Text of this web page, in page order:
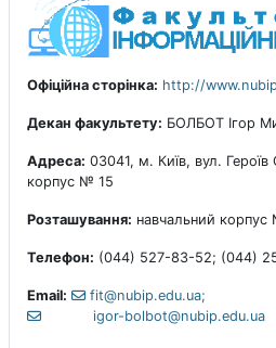
Офіційна сторінка: http://
Декан факультету: БОЛБОТ Ігор
Адреса: 03041, м. Київ, вул.
корпус № 15
Розташування: навчальний
Телефон: (044) 527-83-52; (044)
Email:
fit@nubip.edu.ua;
igor-bolbot@nubip.edu.ua